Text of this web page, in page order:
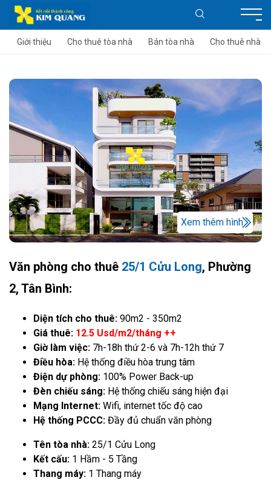
Giới thiệu Cho thuê tòa nhà Bán tòa nhà Cho thuê nhà
Xem thêm hình
Văn phòng cho thuê 25/1 Cửu Long, Phường
2, Tân Bình:
Diện tích cho thuê: 90m2 - 350m2
Giá thuê: 12.5 Usd/m2/tháng ++
Giờ làm việc: 7h-18h thứ 2-6 và 7h-12h thứ 7
Điều hòa: Hệ thống điều hòa trung tâm
Điện dự phòng: 100% Power Back-up
Đèn chiếu sáng: Hệ thống chiếu sáng hiện đại
Mạng Internet: Wifi, internet tốc độ cao
Hệ thống PCCC: Đầy đủ chuẩn văn phòng
Tên tòa nhà: 25/1 Cửu Long
Kết cấu: 1 Hầm - 5 Tầng
Thang máy: 1 Thang máy